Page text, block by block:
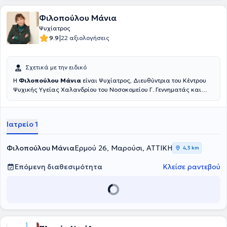
Φιλοπούλου Μάνια
Ψυχίατρος
9.9|22 αξιολογήσεις
Σχετικά με την ειδικό
Η Φιλοπούλου Μάνια είναι Ψυχίατρος, Διευθύντρια του Κέντρου
Ψυχικής Υγείας Χαλανδρίου του Νοσοκομείου Γ. Γεννηματάς και
καθώς έχει εργαστεί ως Ψυχίατρος για χρόνια στη Γαλλία αλλά
Μονάδας στο Νομό Φωκίδας της Εταιρείας Κοινωνικής
Ψυχιατρικής. Επιπλέον, έχει εργαστεί ως Ψυχίατρος του ΕΣΥ στο
Γενικό Νοσοκομείο Κωνσταντοπούλειο (πρώην Αγία Όλγα) και στο
Γενικό Νοσοκομείο της Καλαμάτας.
Ιατρείο 1
Φιλοπούλου ΜάνιαΕρμού 26, Μαρούσι, ΑΤΤΙΚΗ 4,3 km
Επόμενη διαθεσιμότητα Κλείσε ραντεβού